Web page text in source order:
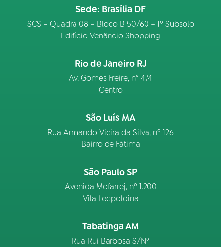
Sede: Brasília DF
SCS – Quadra 08 – Bloco B 50/60 – 1º Subsolo
Edifício Venâncio Shopping
Rio de Janeiro RJ
Av. Gomes Freire, n° 474
Centro
São Luís MA
Rua Armando Vieira da Silva, nº 126
Bairro de Fátima
São Paulo SP
Avenida Mofarrej, nº 1.200
Vila Leopoldina
Tabatinga AM
Rua Rui Barbosa S/Nº